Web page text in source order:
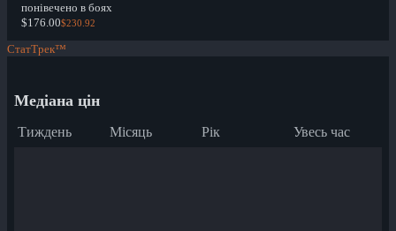
понівечено в боях
$176.00$230.92
СтатТрек™
Медіана цін
Тиждень Місяць Рік Увесь час